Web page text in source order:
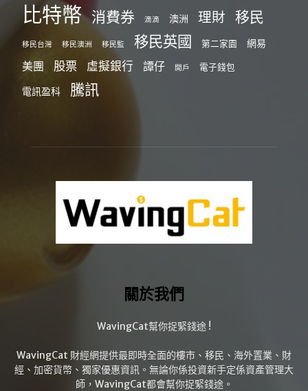
比特幣 消費券 滴滴 澳洲 理財 移民
移民台灣 移民澳洲 移民監 移民英國 第二家園 網易
美團 股票 虛擬銀行 譚仔 開戶 電子錢包
電訊盈科 騰訊
關於我們
WavingCat幫你捉緊錢途 !
WavingCat 財經網提供最即時全面的樓市、移民、海外置業、財
經、加密貨幣、獨家優惠資訊。無論你係投資新手定係資產管理大
師，WavingCat都會幫你捉緊錢途。